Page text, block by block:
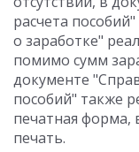
расчета
о заработке"
помимо сумм
документе
пособий" также
печатная форма,
печать.